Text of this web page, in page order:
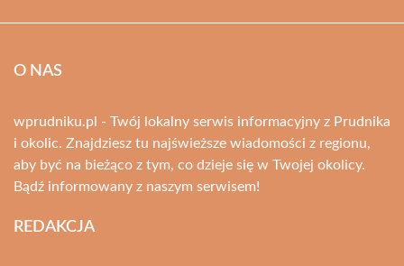
O NAS
wprudniku.pl - Twój lokalny serwis informacyjny z Prudnika
i okolic. Znajdziesz tu najświeższe wiadomości z regionu,
aby być na bieżąco z tym, co dzieje się w Twojej okolicy.
Bądź informowany z naszym serwisem!
REDAKCJA